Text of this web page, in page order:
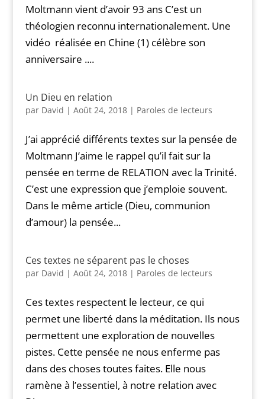
Moltmann vient d’avoir 93 ans C’est un
théologien reconnu internationalement. Une
vidéo réalisée en Chine (1) célèbre son
anniversaire ....
Un Dieu en relation
par David | Août 24, 2018| Paroles de lecteurs
J’ai apprécié différents textes sur la pensée de
Moltmann J’aime le rappel qu’il fait sur la
pensée en terme de RELATION avec la Trinité.
C’est une expression que j’emploie souvent.
Dans le même article (Dieu, communion
d’amour) la pensée...
Ces textes ne séparent pas le choses
par David | Août 24, 2018| Paroles de lecteurs
Ces textes respectent le lecteur, ce qui
permet une liberté dans la méditation. Ils nous
permettent une exploration de nouvelles
pistes. Cette pensée ne nous enferme pas
dans des choses toutes faites. Elle nous
ramène à l’essentiel, à notre relation avec